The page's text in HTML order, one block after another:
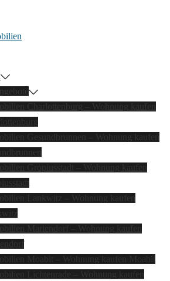
Charlottenburg – Wohnung kaufen
Gesundbrunnen – Wohnung kaufen
Gropiusstadt – Wohnung kaufen
Lankwitz – Wohnung kaufen
Mariendorf – Wohnung kaufen
Moabit – Wohnung kaufen Moabit
Lichtenrade – Wohnung kaufen